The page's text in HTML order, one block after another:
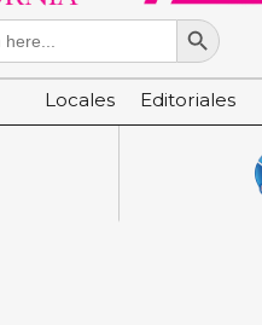
Search Button
Locales Editoriales